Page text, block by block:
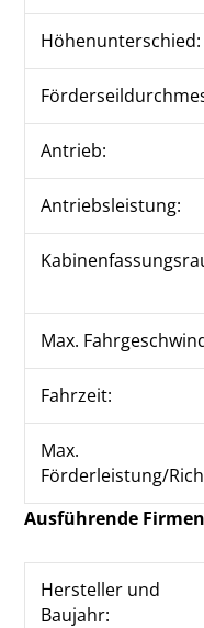
Höhenunterschied:
Antrieb:
Antriebsleistung:
Max.
Fahrzeit:
Max.
Förderleistung/
Ausführende Firmen
Hersteller und
Baujahr: